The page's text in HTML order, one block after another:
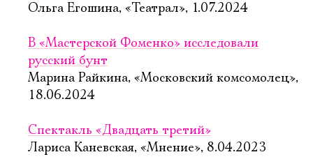
Ольга Егошина, «Театрал», 1.07.2024
В «Мастерской Фоменко» исследовали
русский бунт
Марина Райкина, «Московский комсомолец»,
18.06.2024
Спектакль «Двадцать третий»
Лариса Каневская, «Мнение», 8.04.2023